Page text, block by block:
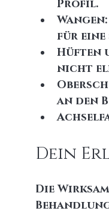
Profil.
für eine
Hüften
nicht
an den
Dein
Die